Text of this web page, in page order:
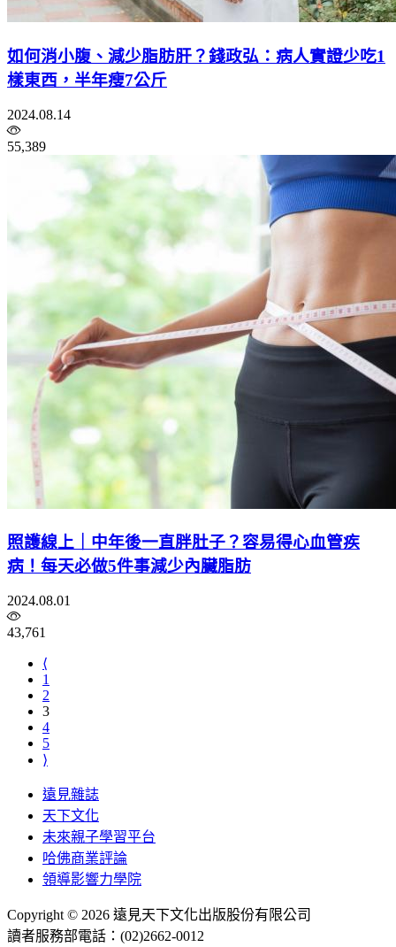
如何消小腹、減少脂肪肝？錢政弘：病人實證少吃1
樣東西，半年瘦7公斤
2024.08.14
55,389
照護線上｜中年後一直胖肚子？容易得心血管疾
病！每天必做5件事減少內臟脂肪
2024.08.01
43,761
⟨
1
2
3
4
5
⟩
遠見雜誌
天下文化
未來親子學習平台
哈佛商業評論
領導影響力學院
Copyright © 2026 遠見天下文化出版股份有限公司
讀者服務部電話：(02)2662-0012